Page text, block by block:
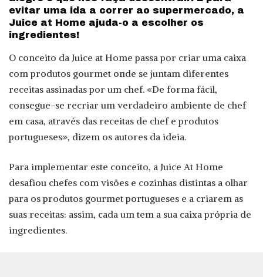
evitar uma ida a correr ao supermercado, a
Juice at Home ajuda-o a escolher os
ingredientes!
O conceito da Juice at Home passa por criar uma caixa
com produtos gourmet onde se juntam diferentes
receitas assinadas por um chef. «De forma fácil,
consegue-se recriar um verdadeiro ambiente de chef
em casa, através das receitas de chef e produtos
portugueses», dizem os autores da ideia.
Para implementar este conceito, a Juice At Home
desafiou chefes com visões e cozinhas distintas a olhar
para os produtos gourmet portugueses e a criarem as
suas receitas: assim, cada um tem a sua caixa própria de
ingredientes.